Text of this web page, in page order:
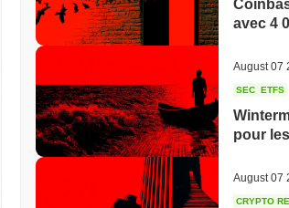
avec 4
August 07
SEC ETFS
pour
August 07
CRYPTO